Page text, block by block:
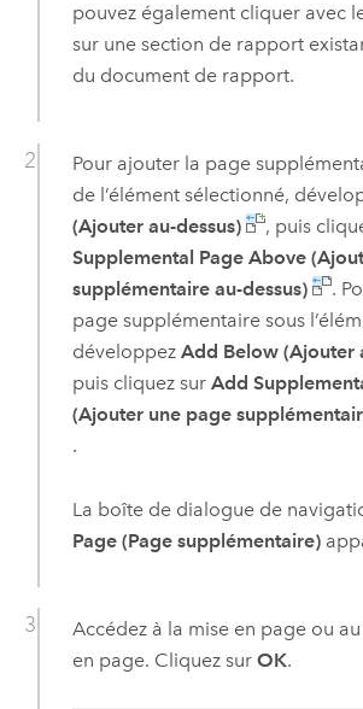
pouvez également cliquer avec
sur une section de rapport
du document de rapport.
Pour ajouter la page
de l’élément sélectionné,
(Ajouter au-dessus)
, puis
Supplemental Page Above
supplémentaire au-dessus)
.
page supplémentaire sous
développez Add Below (Ajouter
puis cliquez sur Add
(Ajouter une page
.
La boîte de dialogue de
Page (Page supplémentaire)
Accédez à la mise en page ou
en page. Cliquez sur OK.